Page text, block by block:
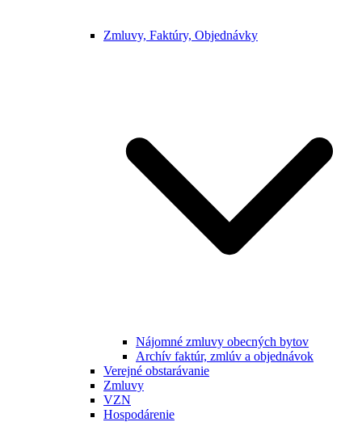
Zmluvy, Faktúry, Objednávky
Nájomné zmluvy obecných bytov
Archív faktúr, zmlúv a objednávok
Verejné obstarávanie
Zmluvy
VZN
Hospodárenie